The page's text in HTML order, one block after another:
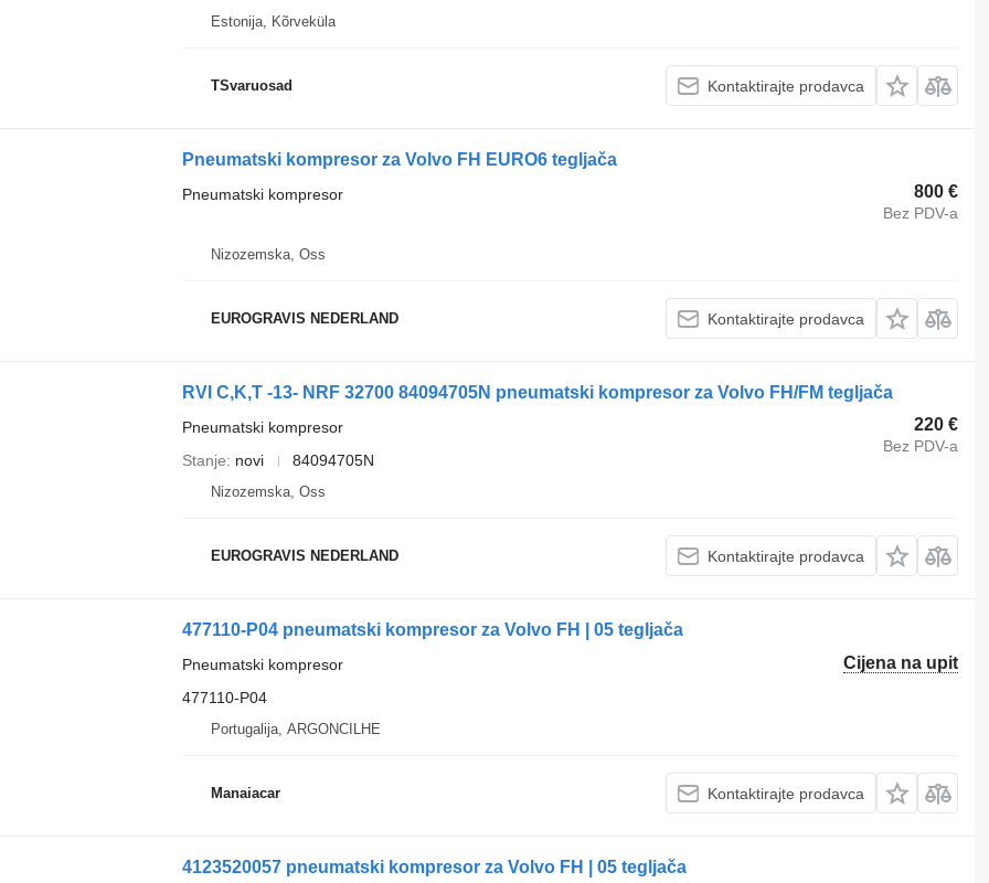
Estonija, Kõrveküla
TSvaruosad Kontaktirajte prodavca
Pneumatski kompresor za Volvo FH EURO6 tegljača
800 €
Bez PDV-a
Pneumatski kompresor
Nizozemska, Oss
EUROGRAVIS NEDERLAND Kontaktirajte prodavca
RVI C,K,T -13- NRF 32700 84094705N pneumatski kompresor za Volvo FH/FM tegljača
220 €
Bez PDV-a
Pneumatski kompresor
Stanje
novi 84094705N
Nizozemska, Oss
EUROGRAVIS NEDERLAND Kontaktirajte prodavca
477110-P04 pneumatski kompresor za Volvo FH | 05 tegljača
Cijena na upit
Pneumatski kompresor
477110-P04
Portugalija, ARGONCILHE
Manaiacar Kontaktirajte prodavca
4123520057 pneumatski kompresor za Volvo FH | 05 tegljača